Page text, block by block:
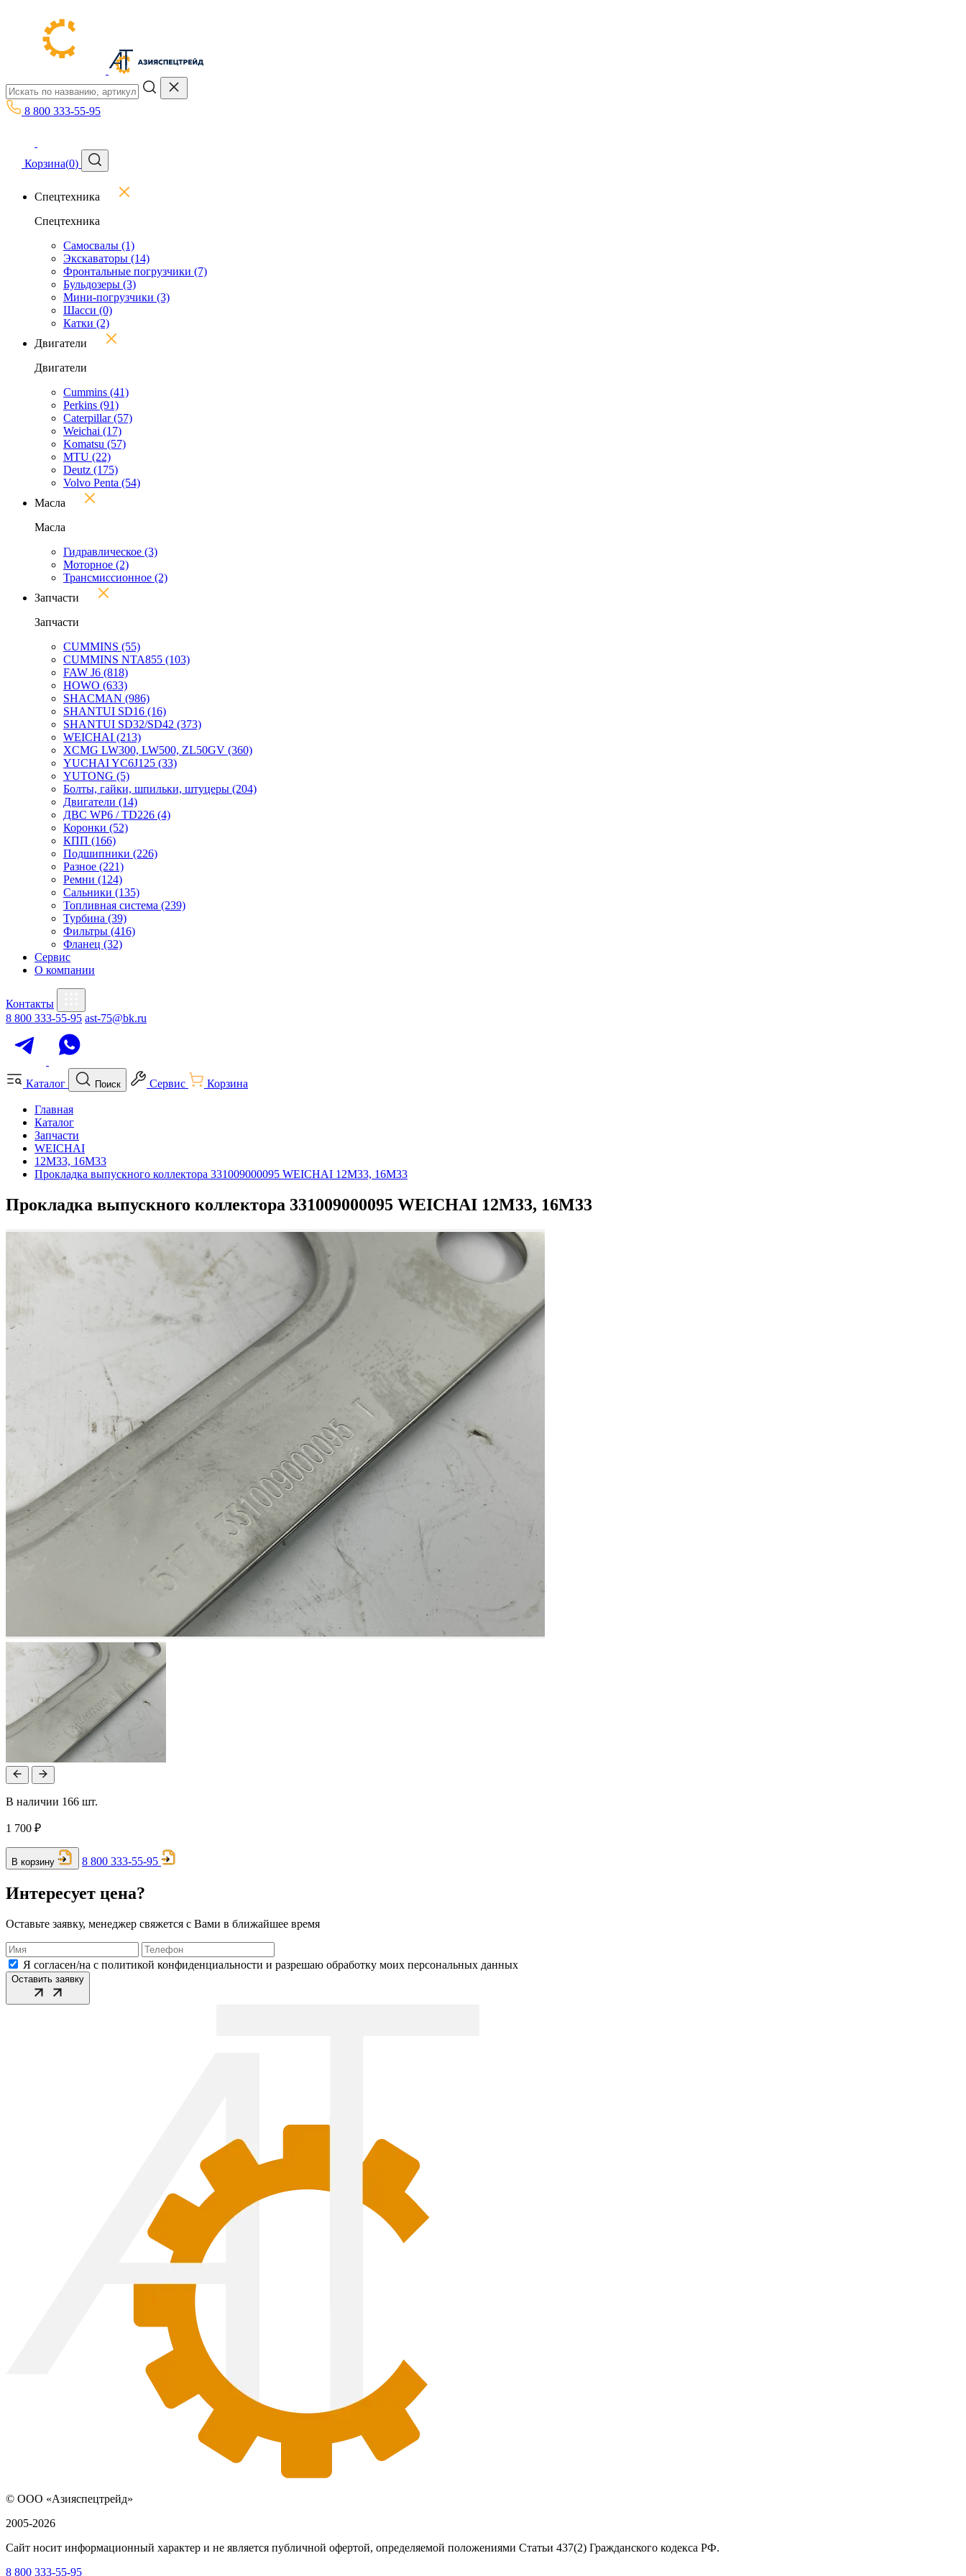
8 800 333-55-95
Корзина(0)
Спецтехника
Спецтехника
Самосвалы (1)
Экскаваторы (14)
Фронтальные погрузчики (7)
Бульдозеры (3)
Мини-погрузчики (3)
Шасси (0)
Катки (2)
Двигатели
Двигатели
Cummins (41)
Perkins (91)
Caterpillar(57)
Weichai (17)
Komatsu (57)
MTU (22)
Deutz (175)
Volvo Penta (54)
Масла
Масла
Гидравлическое (3)
Моторное (2)
Трансмиссионное (2)
Запчасти
Запчасти
CUMMINS (55)
CUMMINS NTA855 (103)
FAW J6 (818)
HOWO (633)
SHACMAN (986)
SHANTUI SD16 (16)
SHANTUI SD32/SD42 (373)
WEICHAI (213)
XCMG LW300, LW500, ZL50GV (360)
YUCHAI YC6J125 (33)
YUTONG (5)
Болты, гайки, шпильки, штуцеры (204)
Двигатели (14)
ДВС WP6 / TD226 (4)
Коронки (52)
КПП (166)
Подшипники (226)
Разное (221)
Ремни (124)
Сальники (135)
Топливная система (239)
Турбина (39)
Фильтры (416)
Фланец (32)
Сервис
О компании
Контакты
8 800 333-55-95 ast-75@bk.ru
Каталог Поиск Сервис Корзина
Главная
Каталог
Запчасти
WEICHAI
12M33, 16M33
Прокладка выпускного коллектора 331009000095 WEICHAI 12M33, 16M33
Прокладка выпускного коллектора 331009000095 WEICHAI 12M33, 16M33
В наличии 166 шт.
1 700 ₽
В корзину 8 800 333-55-95
Интересует цена?
Оставьте заявку, менеджер свяжется с Вами в ближайшее время
Я согласен/на с политикой конфиденциальности и разрешаю обработку моих персональных данных
Оставить заявку
© ООО «Азияспецтрейд»
2005-2026
Сайт носит информационный характер и не является публичной офертой, определяемой положениями Статьи 437(2) Гражданского кодекса РФ.
8 800 333-55-95